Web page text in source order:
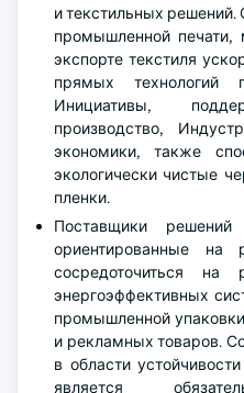
и текстильных решений.
промышленной печати,
экспорте текстиля
прямых технологий
Инициативы,
производство,
экономики, также
экологически чистые
пленки.
Поставщики
ориентированные
сосредоточиться на
энергоэффективных
промышленной
и рекламных товаров.
в области
является